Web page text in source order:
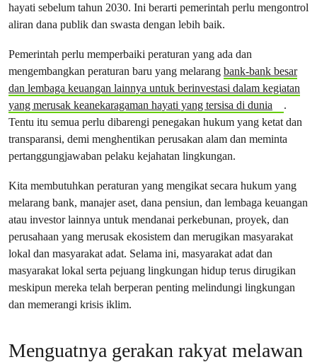
hayati sebelum tahun 2030. Ini berarti pemerintah perlu mengontrol
aliran dana publik dan swasta dengan lebih baik.
Pemerintah perlu memperbaiki peraturan yang ada dan
mengembangkan peraturan baru yang melarang bank-bank besar
dan lembaga keuangan lainnya untuk berinvestasi dalam kegiatan
yang merusak keanekaragaman hayati yang tersisa di dunia
.
Tentu itu semua perlu dibarengi penegakan hukum yang ketat dan
transparansi, demi menghentikan perusakan alam dan meminta
pertanggungjawaban pelaku kejahatan lingkungan.
Kita membutuhkan peraturan yang mengikat secara hukum yang
melarang bank, manajer aset, dana pensiun, dan lembaga keuangan
atau investor lainnya untuk mendanai perkebunan, proyek, dan
perusahaan yang merusak ekosistem dan merugikan masyarakat
lokal dan masyarakat adat. Selama ini, masyarakat adat dan
masyarakat lokal serta pejuang lingkungan hidup terus dirugikan
meskipun mereka telah berperan penting melindungi lingkungan
dan memerangi krisis iklim.
Menguatnya gerakan rakyat melawan